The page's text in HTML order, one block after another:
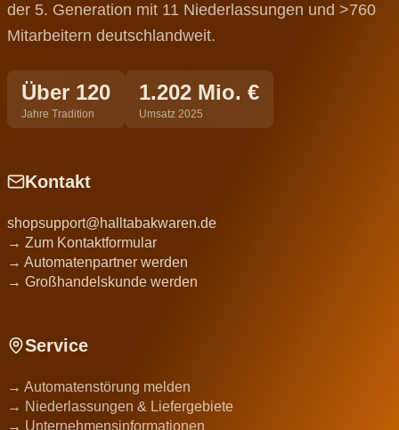
der 5. Generation mit 11 Niederlassungen und >760
Mitarbeitern deutschlandweit.
Über 120
Jahre Tradition
1.202 Mio. €
Umsatz 2025
Kontakt
shopsupport@halltabakwaren.de
→ Zum Kontaktformular
→ Automatenpartner werden
→ Großhandelskunde werden
Service
→ Automatenstörung melden
→ Niederlassungen & Liefergebiete
→ Unternehmensinformationen